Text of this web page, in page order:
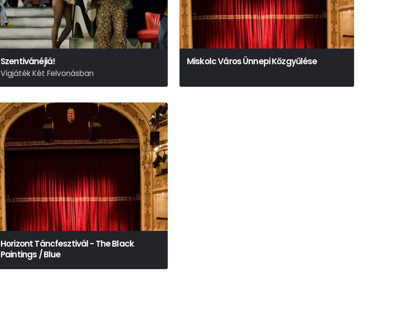
Szentivánéjiá!
Vígjáték Két Felvonásban
Shakespeare Címében Is Hasonló Vígjátéka Alapján
Gábor
Miskolc Város Ünnepi Közgyűlése
Horizont Táncfesztivál - The Black
Paintings / Blue